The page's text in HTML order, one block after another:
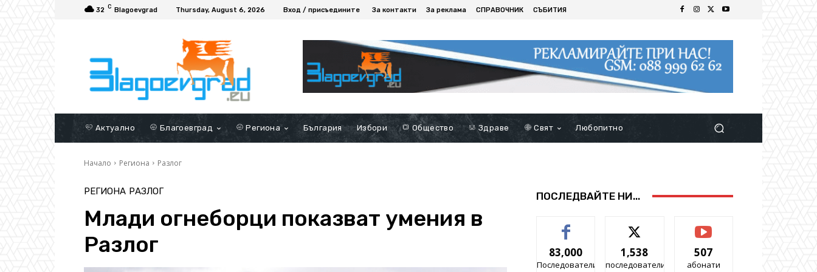
32 C Blagoevgrad Thursday, August 6, 2026 Вход / присъедините За контакти За реклама СПРАВОЧНИК СЪБИТИЯ
Актуално Благоевград Региона България Избори Общество Здраве Свят Любопитно
Начало Региона Разлог
РЕГИОНА РАЗЛОГ
Млади огнеборци показват умения в
Разлог
ПОСЛЕДВАЙТЕ НИ...
83,000
Последователи
1,538
последователи
507
абонати